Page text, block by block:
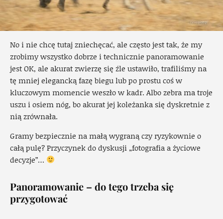
No i nie chcę tutaj zniechęcać, ale często jest tak, że my
zrobimy wszystko dobrze i technicznie panoramowanie
jest OK, ale akurat zwierzę się źle ustawiło, trafiliśmy na
tę mniej elegancką fazę biegu lub po prostu coś w
kluczowym momencie weszło w kadr. Albo zebra ma troje
uszu i osiem nóg, bo akurat jej koleżanka się dyskretnie z
nią zrównała.
Gramy bezpiecznie na małą wygraną czy ryzykownie o
całą pulę? Przyczynek do dyskusji „fotografia a życiowe
decyzje”…
Panoramowanie – do tego trzeba się
przygotować